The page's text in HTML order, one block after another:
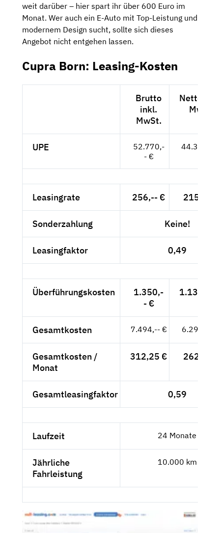
weit darüber – hier spart ihr über 600 Euro im
Monat. Wer auch ein E-Auto mit Top-Leistung und
modernem Design sucht, sollte sich dieses
Angebot nicht entgehen lassen.
Cupra Born: Leasing-Kosten
Brutto
inkl.
MwSt.
Netto
MwSt.
UPE
52.770,-
- €
44.345,--
Leasingrate 256,-- € 215,13 €
Sonderzahlung Keine!
Leasingfaktor 0,49
Überführungskosten
1.350,-
- €
1.134,45
Gesamtkosten 7.494,-- € 6.297,48
Gesamtkosten /
Monat
312,25 € 262,39 €
Gesamtleasingfaktor 0,59
Laufzeit 24 Monate
Jährliche
Fahrleistung
10.000 km